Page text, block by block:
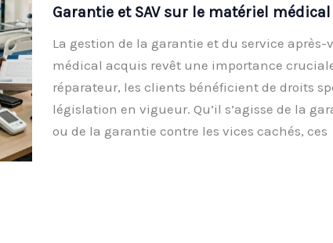
Garantie et SAV sur le matériel
La gestion de la garantie et du service après-
médical acquis revêt une importance
réparateur, les clients bénéficient de droits
législation en vigueur. Qu’il s’agisse de la
ou de la garantie contre les vices cachés, ces